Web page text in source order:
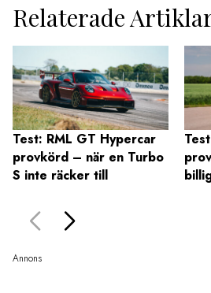
Relaterade
Test: RML GT Hypercar
provkörd – när en Turbo
S inte räcker till
Annons